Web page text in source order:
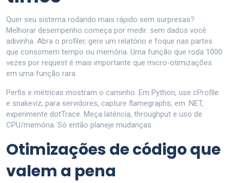
Quer seu sistema rodando mais rápido sem surpresas?
Melhorar desempenho começa por medir: sem dados você
adivinha. Abra o profiler, gere um relatório e foque nas partes
que consomem tempo ou memória. Uma função que roda 1000
vezes por request é mais importante que micro-otimizações
em uma função rara.
Perfis e métricas mostram o caminho. Em Python, use cProfile
e snakeviz; para servidores, capture flamegraphs; em .NET,
experimente dotTrace. Meça latência, throughput e uso de
CPU/memória. Só então planeje mudanças.
Otimizações de código que
valem a pena